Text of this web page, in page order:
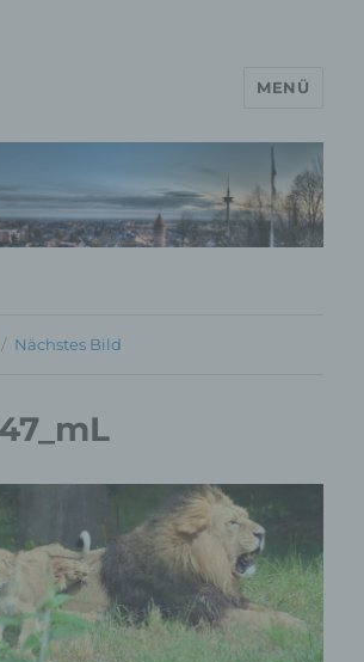
Porten Beratung
MENÜ
Nächstes Bild